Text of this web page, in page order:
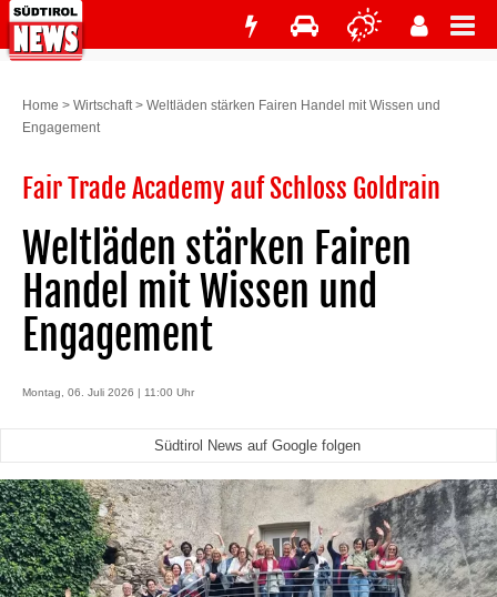
Home > Wirtschaft> Weltläden stärken Fairen Handel mit Wissen und
Engagement
Fair Trade Academy auf Schloss Goldrain
Weltläden stärken Fairen
Handel mit Wissen und
Engagement
Montag, 06. Juli 2026 | 11:00 Uhr
Südtirol News auf Google folgen